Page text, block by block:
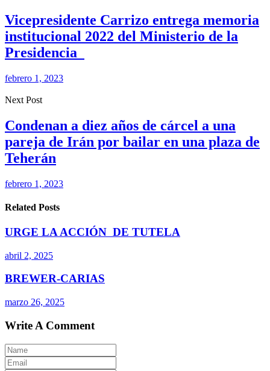
Vicepresidente Carrizo entrega memoria
institucional 2022 del Ministerio de la
Presidencia
febrero 1, 2023
Next Post
Condenan a diez años de cárcel a una
pareja de Irán por bailar en una plaza de
Teherán
febrero 1, 2023
Related Posts
URGE LA ACCIÓN DE TUTELA
abril 2, 2025
BREWER-CARIAS
marzo 26, 2025
Write A Comment